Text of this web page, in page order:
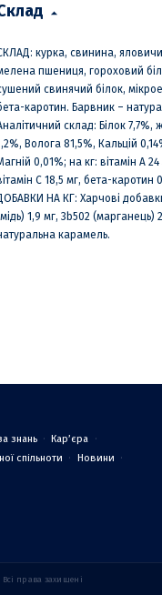
курка, свинина,
пшениця, гороховий
свинячий білок,
каротин. Барвник –
склад: Білок
Волога 81,5%, Кальцій
0,01%; на кг: вітамін А
С 18,5 мг, бета-каротин
НА КГ: Харчові
1,9 мг, 3b502
карамель.
знань
Кар’єра
спільноти
Новини
права захищені